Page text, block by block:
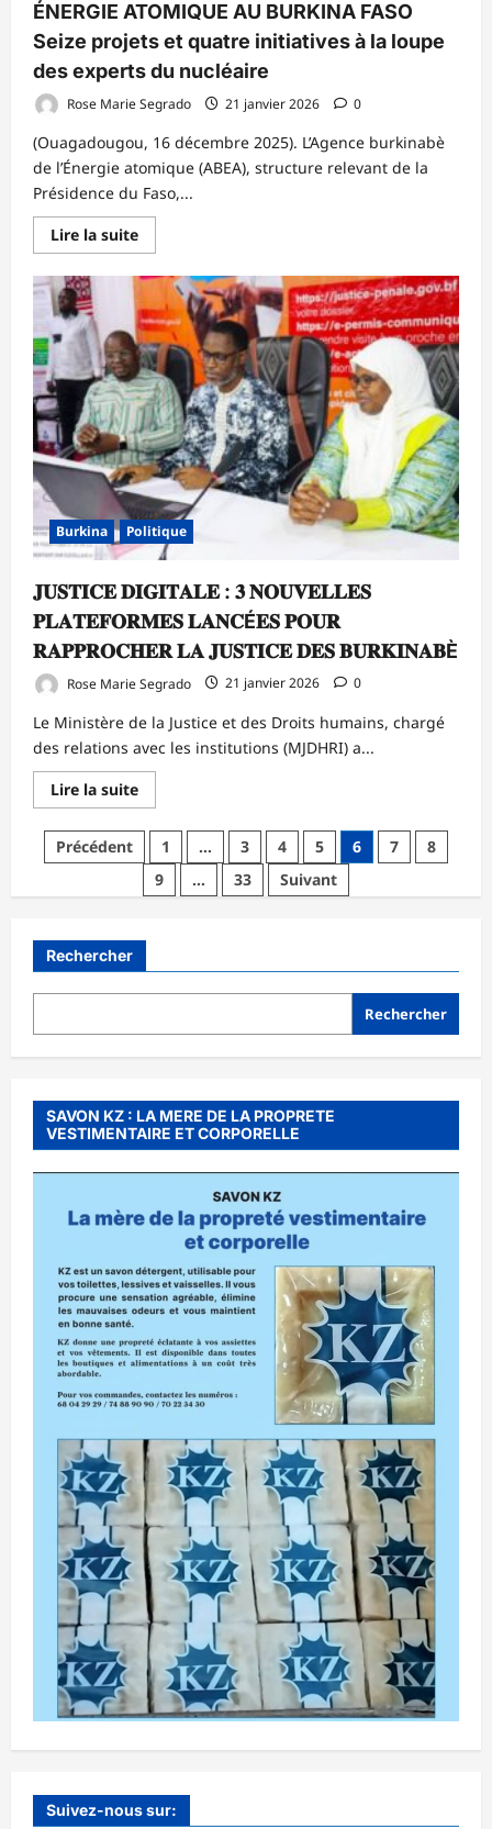
ÉNERGIE ATOMIQUE AU BURKINA FASO
Seize projets et quatre initiatives à la loupe
des experts du nucléaire
Rose Marie Segrado 21 janvier 2026 0
(Ouagadougou, 16 décembre 2025). L’Agence burkinabè
de l’Énergie atomique (ABEA), structure relevant de la
Présidence du Faso,...
Lire la suiteEn
savoir
sur
ÉNERGIE
ATOMIQUE
AU
BURKINA
FASO
Seize
projets
et
quatre
initiatives
à
la
loupe
des
experts
du
nucléaire
Burkina Politique
𝐉𝐔𝐒𝐓𝐈𝐂𝐄 𝐃𝐈𝐆𝐈𝐓𝐀𝐋𝐄 : 𝟑 𝐍𝐎𝐔𝐕𝐄𝐋𝐋𝐄𝐒
𝐏𝐋𝐀𝐓𝐄𝐅𝐎𝐑𝐌𝐄𝐒 𝐋𝐀𝐍𝐂É𝐄𝐒 𝐏𝐎𝐔𝐑
𝐑𝐀𝐏𝐏𝐑𝐎𝐂𝐇𝐄𝐑 𝐋𝐀 𝐉𝐔𝐒𝐓𝐈𝐂𝐄 𝐃𝐄𝐒 𝐁𝐔𝐑𝐊𝐈𝐍𝐀𝐁È
Rose Marie Segrado 21 janvier 2026 0
Le Ministère de la Justice et des Droits humains, chargé
des relations avec les institutions (MJDHRI) a...
Lire la suiteEn
savoir
sur
𝐉𝐔𝐒𝐓𝐈𝐂𝐄
𝐃𝐈𝐆𝐈𝐓𝐀𝐋𝐄
𝟑
𝐋𝐀𝐍𝐂É𝐄𝐒
𝐑𝐀𝐏𝐏𝐑𝐎𝐂𝐇𝐄𝐑
𝐁𝐔𝐑𝐊𝐈𝐍𝐀𝐁È
Pagination
Précédent 1 … 3 4 5 6 7
8
9
… 33 Suivant
Rechercher
Rechercher
SAVON KZ : LA MERE DE LA PROPRETE
VESTIMENTAIRE ET CORPORELLE
Suivez-nous sur: